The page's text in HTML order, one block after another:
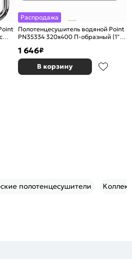
Распродажа
Полотенцесушитель водяной Point
PN35334 320x400 П-образный (1"),
1 646₽
В корзину
полотенцесушители